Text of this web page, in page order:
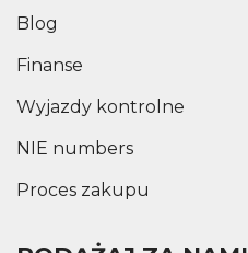
Blog
Finanse
Wyjazdy kontrolne
NIE numbers
Proces zakupu